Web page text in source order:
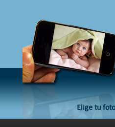
Elige tu foto